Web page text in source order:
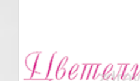
Цветелина ООД е